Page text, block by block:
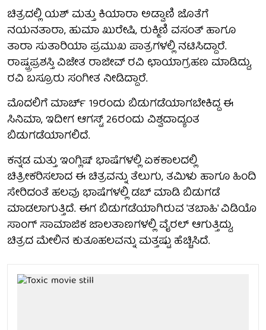
ಚಿತ್ರದಲ್ಲಿ ಯಶ್ ಮತ್ತು ಕಿಯಾರಾ ಅಡ್ವಾಣಿ ಜೊತೆಗೆ
ನಯನತಾರಾ, ಹುಮಾ ಖುರೇಷಿ, ರುಕ್ಮಿಣಿ ವಸಂತ್ ಹಾಗೂ
ತಾರಾ ಸುತಾರಿಯಾ ಪ್ರಮುಖ ಪಾತ್ರಗಳಲ್ಲಿ ನಟಿಸಿದ್ದಾರೆ.
ರಾಷ್ಟ್ರಪ್ರಶಸ್ತಿ ವಿಜೇತ ರಾಜೀವ್ ರವಿ ಛಾಯಾಗ್ರಹಣ ಮಾಡಿದ್ದು,
ರವಿ ಬಸ್ರೂರು ಸಂಗೀತ ನೀಡಿದ್ದಾರೆ.
ಮೊದಲಿಗೆ ಮಾರ್ಚ್ 19ರಂದು ಬಿಡುಗಡೆಯಾಗಬೇಕಿದ್ದ ಈ
ಸಿನಿಮಾ, ಇದೀಗ ಆಗಸ್ಟ್ 26ರಂದು ವಿಶ್ವದಾದ್ಯಂತ
ಬಿಡುಗಡೆಯಾಗಲಿದೆ.
ಕನ್ನಡ ಮತ್ತು ಇಂಗ್ಲಿಷ್ ಭಾಷೆಗಳಲ್ಲಿ ಏಕಕಾಲದಲ್ಲಿ
ಚಿತ್ರೀಕರಿಸಲಾದ ಈ ಚಿತ್ರವನ್ನು ತೆಲುಗು, ತಮಿಳು ಹಾಗೂ ಹಿಂದಿ
ಸೇರಿದಂತೆ ಹಲವು ಭಾಷೆಗಳಲ್ಲಿ ಡಬ್ ಮಾಡಿ ಬಿಡುಗಡೆ
ಮಾಡಲಾಗುತ್ತಿದೆ. ಈಗ ಬಿಡುಗಡೆಯಾಗಿರುವ 'ತಬಾಹಿ' ವಿಡಿಯೊ
ಸಾಂಗ್ ಸಾಮಾಜಿಕ ಜಾಲತಾಣಗಳಲ್ಲಿ ವೈರಲ್ ಆಗುತ್ತಿದ್ದು,
ಚಿತ್ರದ ಮೇಲಿನ ಕುತೂಹಲವನ್ನು ಮತ್ತಷ್ಟು ಹೆಚ್ಚಿಸಿದೆ.